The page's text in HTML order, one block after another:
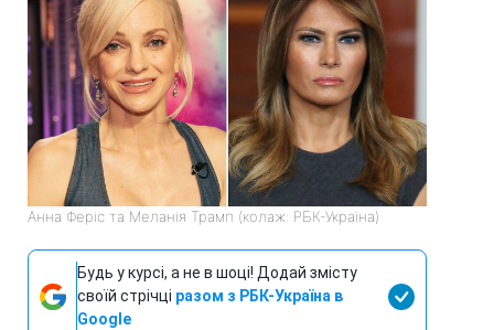
Анна Феріс та Меланія Трамп (колаж: РБК-Україна)
Будь у курсі, а не в шоці! Додай змісту
своїй стрічці разом з РБК-Україна в
Google